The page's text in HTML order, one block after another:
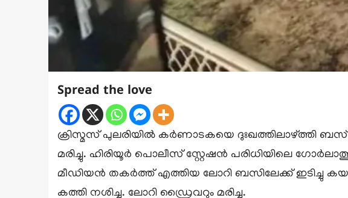
Spread the love
ക്രിസ്മസ് പുലരിയിൽ കർണാടകയെ ദുഃഖത്തിലാഴ്ത്തി ബസ്
മരിച്ചു. ഹിരിയൂർ പൊലീസ് സ്റ്റേഷൻ പരിധിയിലെ
മീഡിയൻ തകർത്ത് എത്തിയ ലോറി ബസിലേക്ക് ഇടിച്ചു
കത്തി നശിച്ചു. ലോറി ഡ്രൈവറും മരിച്ചു.